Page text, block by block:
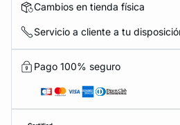
Cambios en tienda física
Servicio a cliente a tu
Pago 100% seguro